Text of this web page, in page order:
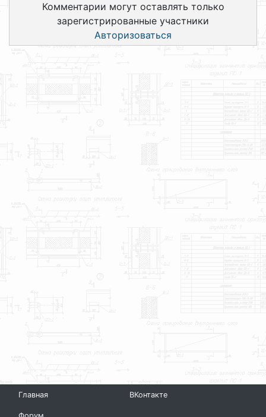
Комментарии могут оставлять только
зарегистрированные участники
Авторизоваться
Главная ВКонтакте